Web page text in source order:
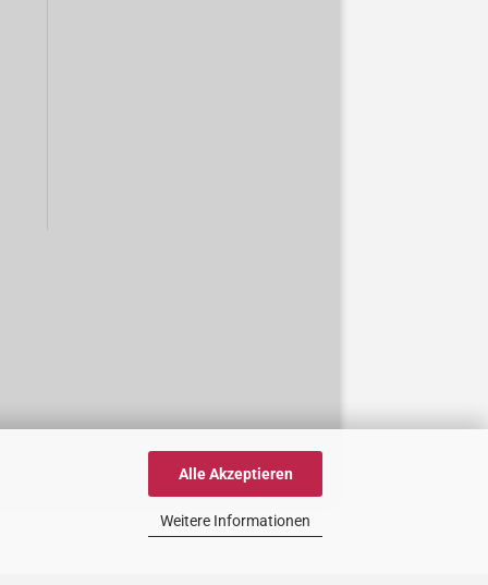
Alle Akzeptieren
Weitere Informationen